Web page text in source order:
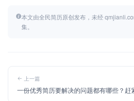
本文由全民简历原创发布，未经
集。
上一篇
一份优秀简历要解决的问题都有哪些？赶